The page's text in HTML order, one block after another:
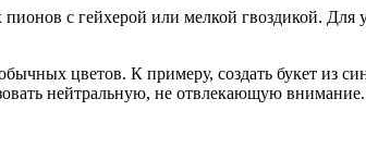
с гейхерой или мелкой гвоздикой. Для
цветов. К примеру, создать букет из
нейтральную, не отвлекающую внимание.